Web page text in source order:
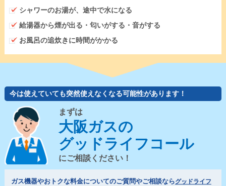
シャワーのお湯が、途中で水になる
給湯器から煙が出る・匂いがする・音がする
お風呂の追炊きに時間がかかる
今は使えていても突然使えなくなる可能性があります！
まずは
大阪ガスの
グッドライフコール
にご相談ください！
ガス機器やおトクな料金についてのご質問やご相談ならグッドライフ